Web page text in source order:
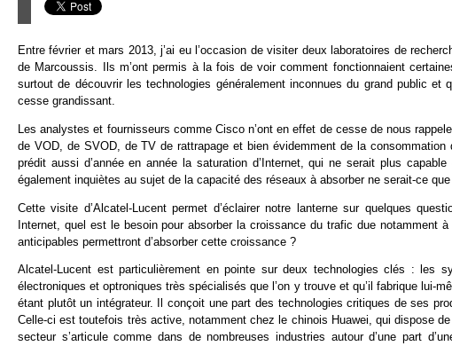
Entre février et mars 2013, j’ai eu l’occasion de visiter deux laboratoires de
de Marcoussis. Ils m’ont permis à la fois de voir comment fonctionnaient
surtout de découvrir les technologies généralement inconnues du grand public
cesse grandissant.
Les analystes et fournisseurs comme Cisco n’ont en effet de cesse de nous
de VOD, de SVOD, de TV de rattrapage et bien évidemment de la
prédit aussi d’année en année la saturation d’Internet, qui ne serait plus
également inquiètes au sujet de la capacité des réseaux à absorber ne serait-ce
Cette visite d’Alcatel-Lucent permet d’éclairer notre lanterne sur quelques
Internet, quel est le besoin pour absorber la croissance du trafic due notamment
anticipables permettront d’absorber cette croissance ?
Alcatel-Lucent est particulièrement en pointe sur deux technologies clés : les
électroniques et optroniques très spécialisés que l’on y trouve et qu’il fabrique lui-
étant plutôt un intégrateur. Il conçoit une part des technologies critiques de ses
Celle-ci est toutefois très active, notamment chez le chinois Huawei, qui dispose
secteur s’articule comme dans de nombreuses industries autour d’une part